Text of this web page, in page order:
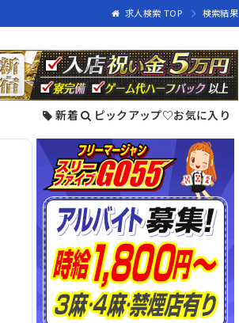
求人検索 TOP 検索結果
新着 ピックアップ♡お気に入り